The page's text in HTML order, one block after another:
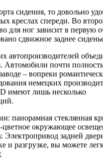
сидения, то довольно
креслах спереди. Во
для ног зависит в первую
сдвижное заднее
автопроизводителей
Автомобили почти
– вопреки
немецких
имеют лишь несколько
панорамная стеклянная
цветное окружающее
Электропривод задней
и разгрузке, вы можете